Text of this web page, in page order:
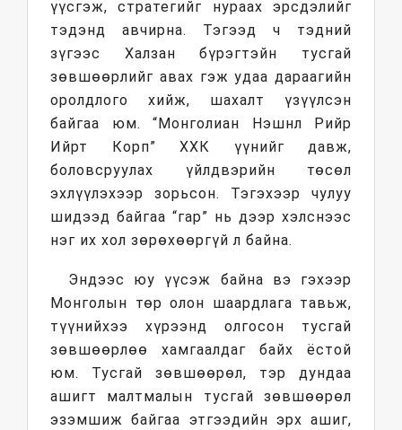
үүсгэж, стратегийг нураах эрсдэлийг
тэдэнд авчирна. Тэгээд ч тэдний
зүгээс Халзан бүрэгтэйн тусгай
зөвшөөрлийг авах гэж удаа дараагийн
оролдлого хийж, шахалт үзүүлсэн
байгаа юм. “Монголиан Нэшнл Рийр
Ийрт Корп” ХХК үүнийг давж,
боловсруулах үйлдвэрийн төсөл
эхлүүлэхээр зорьсон. Тэгэхээр чулуу
шидээд байгаа “гар” нь дээр хэлснээс
нэг их хол зөрөхөөргүй л байна.
Эндээс юу үүсэж байна вэ гэхээр
Монголын төр олон шаардлага тавьж,
түүнийхээ хүрээнд олгосон тусгай
зөвшөөрлөө хамгаалдаг байх ёстой
юм. Тусгай зөвшөөрөл, тэр дундаа
ашигт малтмалын тусгай зөвшөөрөл
эзэмшиж байгаа этгээдийн эрх ашиг,